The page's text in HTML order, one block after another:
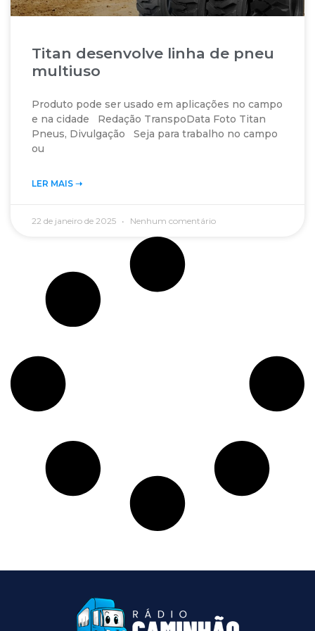
Titan desenvolve linha de pneu
multiuso
Produto pode ser usado em aplicações no campo
e na cidade Redação TranspoData Foto Titan
Pneus, Divulgação Seja para trabalho no campo
ou
LER MAIS ➝‬
22 de janeiro de 2025 Nenhum comentário